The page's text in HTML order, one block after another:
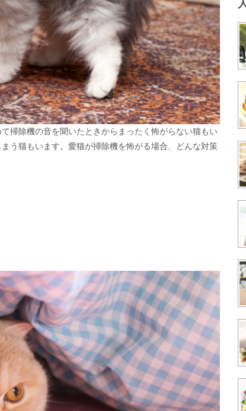
掃除機の音を聞いたときからまったく怖がらない猫もい
う猫もいます。愛猫が掃除機を怖がる場合、どんな対策